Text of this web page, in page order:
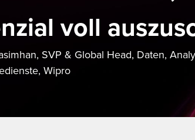
voll
SVP & Global Head, Daten,
Wipro